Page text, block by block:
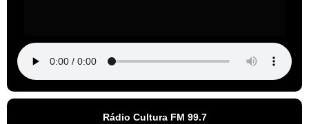
Rádio Cultura FM 99.7